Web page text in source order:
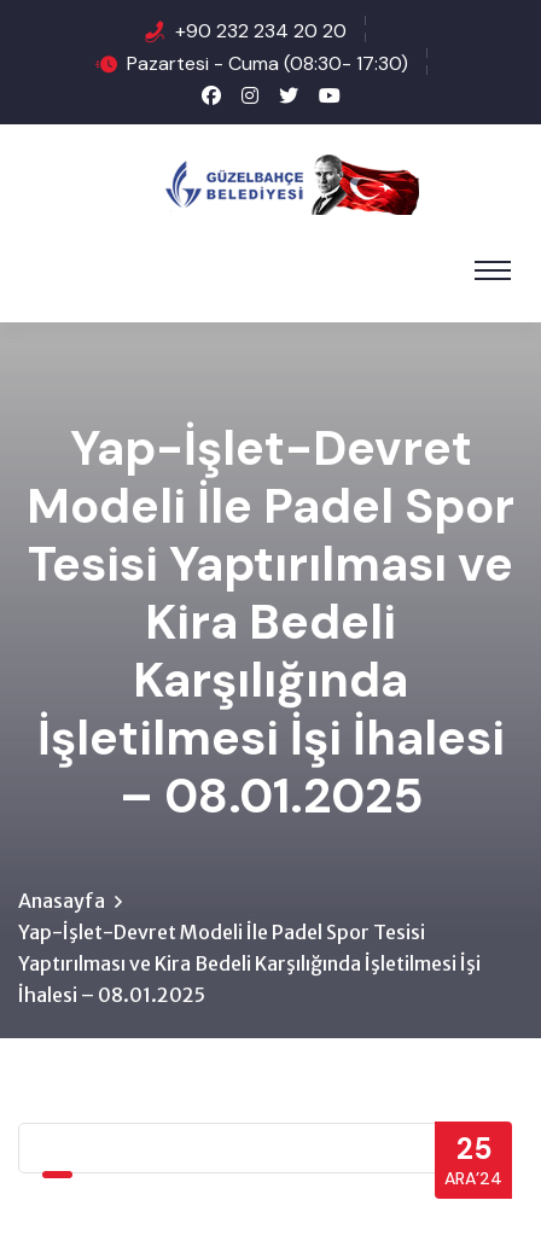
+90 232 234 20 20
Pazartesi - Cuma (08:30- 17:30)
Yap-İşlet-Devret
Modeli İle Padel Spor
Tesisi Yaptırılması ve
Kira Bedeli
Karşılığında
İşletilmesi İşi İhalesi
– 08.01.2025
Anasayfa
Yap-İşlet-Devret Modeli İle Padel Spor Tesisi
Yaptırılması ve Kira Bedeli Karşılığında İşletilmesi İşi
İhalesi – 08.01.2025
25
ARA’24